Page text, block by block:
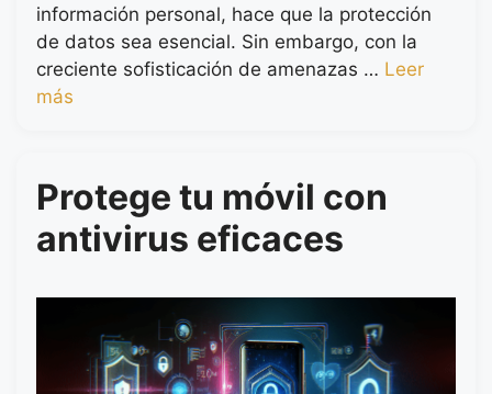
información personal, hace que la protección
de datos sea esencial. Sin embargo, con la
creciente sofisticación de amenazas … Leer
más
Protege tu móvil con
antivirus eficaces